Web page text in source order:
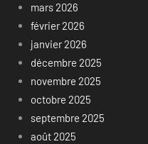
mars 2026
février 2026
janvier 2026
décembre 2025
novembre 2025
octobre 2025
septembre 2025
août 2025